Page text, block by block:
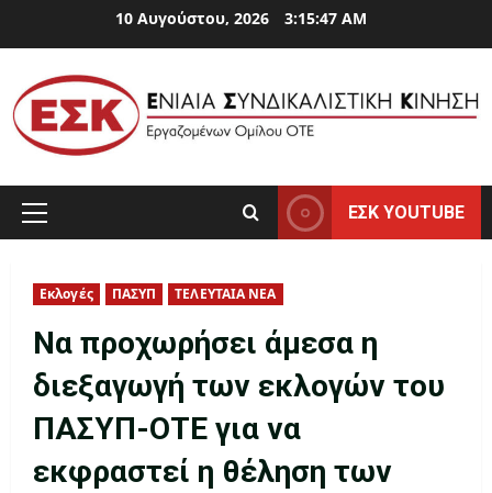
to
content
10 Αυγούστου, 2026 3:15:48 AM
Primary
ΕΣΚ YOUTUBE
Εκλογές ΠΑΣΥΠ ΤΕΛΕΥΤΑΙΑ ΝΕΑ
Να προχωρήσει άμεσα η
διεξαγωγή των εκλογών του
ΠΑΣΥΠ-ΟΤΕ για να
εκφραστεί η θέληση των